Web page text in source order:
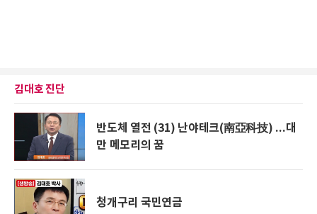
김대호 진단
반도체 열전 (31) 난야테크(南亞科技) ...대
만 메모리의 꿈
청개구리 국민연금